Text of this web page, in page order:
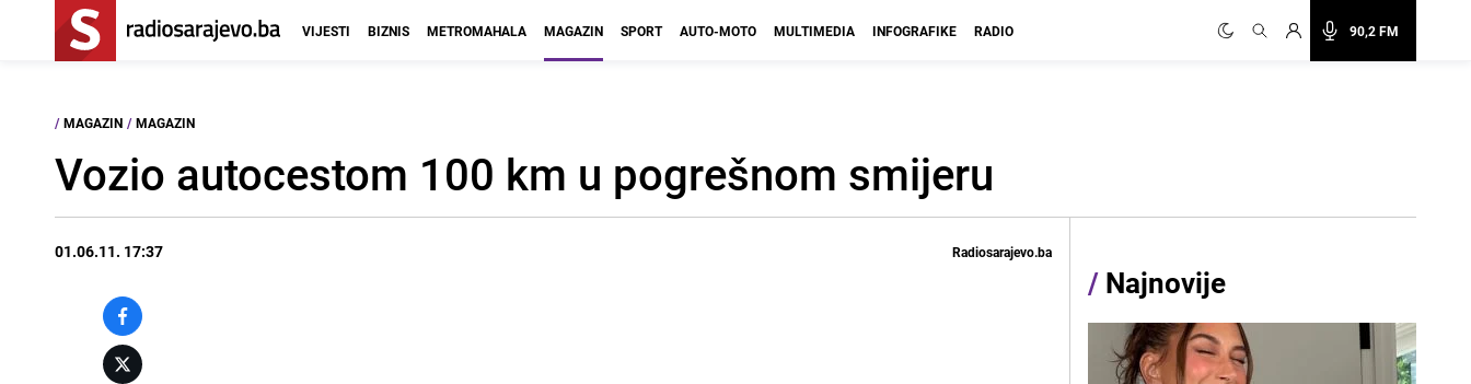
90,2 FM
VIJESTI BIZNIS METROMAHALA MAGAZIN SPORT AUTO-MOTO MULTIMEDIA INFOGRAFIKE RADIO
/ MAGAZIN / MAGAZIN
Vozio autocestom 100 km u pogrešnom smijeru
01.06.11. 17:37 Radiosarajevo.ba
/ Najnovije